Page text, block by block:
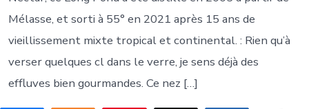
Mélasse, et sorti à 55° en 2021 après 15 ans de
vieillissement mixte tropical et continental. : Rien qu’à
verser quelques cl dans le verre, je sens déjà des
effluves bien gourmandes. Ce nez […]